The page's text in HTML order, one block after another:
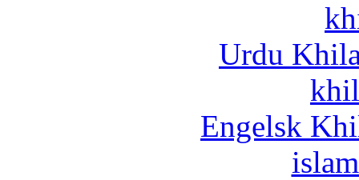
Urdu
Engelsk